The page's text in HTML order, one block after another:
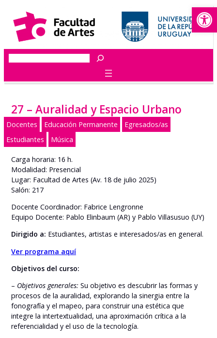
contenido
Buscar
27 – Auralidad y Espacio Urbano
Docentes Educación Permanente
Egresados/as
Estudiantes
Música
Carga horaria: 16 h.
Modalidad: Presencial
Lugar: Facultad de Artes (Av. 18 de julio 2025)
Salón: 217
Docente Coordinador: Fabrice Lengronne
Equipo Docente: Pablo Elinbaum (AR) y Pablo Villasusuo (UY)
Dirigido a: Estudiantes, artistas e interesados/as en general.
Ver programa aquí
Objetivos del curso:
– Objetivos generales: Su objetivo es descubrir las formas y
procesos de la auralidad, explorando la sinergia entre la
fonografía y el mapeo, para construir una estética que
integre la intertextualidad, una aproximación crítica a la
referencialidad y el uso de la tecnología.